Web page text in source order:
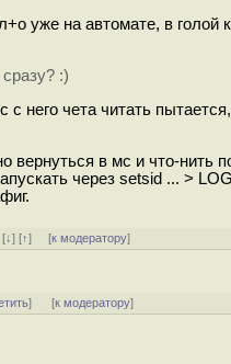
уже на автомате, в голой
:)
с него чета читать
вернуться в мс и что-нить
через setsid ... >
[↓] [↑] [к модератору]
] [к модератору]